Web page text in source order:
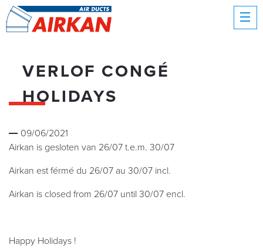
VERLOF CONGÉ
HOLIDAYS
09/06/2021
Airkan is gesloten van 26/07 t.e.m. 30/07
Airkan est férmé du 26/07 au 30/07 incl.
Airkan is closed from 26/07 until 30/07 encl.
Happy Holidays !